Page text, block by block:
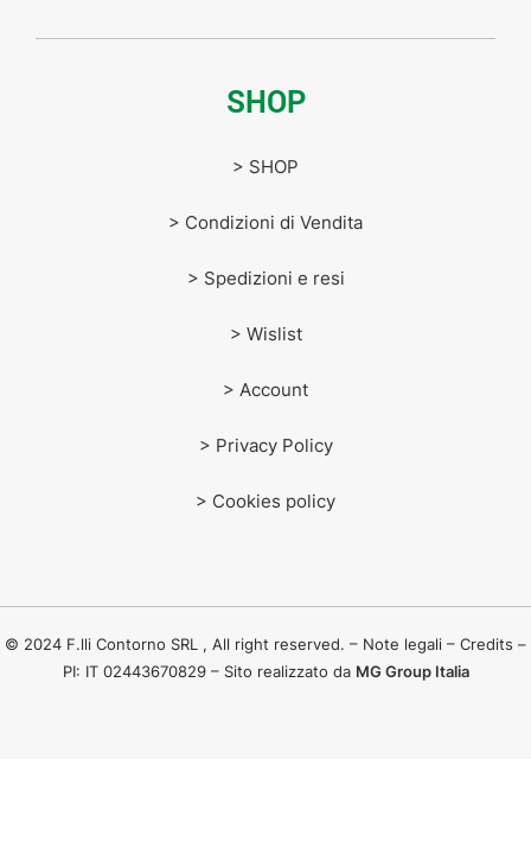
SHOP
> SHOP
> Condizioni di Vendita
> Spedizioni e resi
> Wislist
> Account
> Privacy Policy
> Cookies policy
© 2024 F.lli Contorno SRL , All right reserved. – Note legali – Credits –
PI: IT 02443670829 – Sito realizzato da MG Group Italia